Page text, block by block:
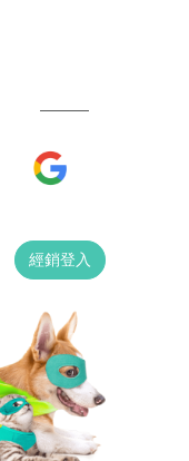
經銷登入